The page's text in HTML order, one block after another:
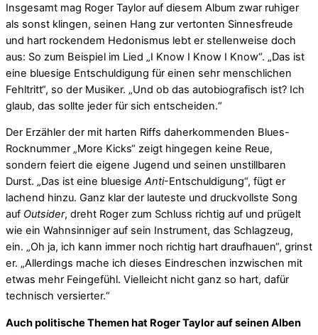
Insgesamt mag Roger Taylor auf diesem Album zwar ruhiger
als sonst klingen, seinen Hang zur vertonten Sinnesfreude
und hart rockendem Hedonismus lebt er stellenweise doch
aus: So zum Beispiel im Lied „I Know I Know I Know“. „Das ist
eine bluesige Entschuldigung für einen sehr menschlichen
Fehltritt“, so der Musiker. „Und ob das autobiografisch ist? Ich
glaub, das sollte jeder für sich entscheiden.“
Der Erzähler der mit harten Riffs daherkommenden Blues-
Rocknummer „More Kicks“ zeigt hingegen keine Reue,
sondern feiert die eigene Jugend und seinen unstillbaren
Durst. „Das ist eine bluesige Anti-Entschuldigung“, fügt er
lachend hinzu. Ganz klar der lauteste und druckvollste Song
auf Outsider, dreht Roger zum Schluss richtig auf und prügelt
wie ein Wahnsinniger auf sein Instrument, das Schlagzeug,
ein. „Oh ja, ich kann immer noch richtig hart draufhauen“, grinst
er. „Allerdings mache ich dieses Eindreschen inzwischen mit
etwas mehr Feingefühl. Vielleicht nicht ganz so hart, dafür
technisch versierter.“
Auch politische Themen hat Roger Taylor auf seinen Alben